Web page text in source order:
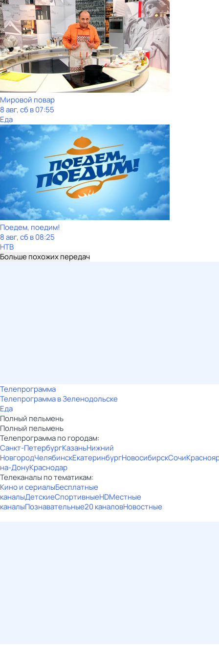
Мировой повар
8 авг, сб в 07:55
Еда
Поедем, поедим!
8 авг, сб в 08:25
НТВ
Больше похожих передач
Телепрограмма
Телепрограмма в Зеленодольске
Еда
Полный пельмень
Полный пельмень
Телепрограмма по городам:
Санкт-ПетербургКазаньНижний
НовгородЧелябинскЕкатеринбургНовосибирскСочи
на-ДонуКраснодар
Телеканалы по тематикам:
Кино и сериалыБесплатные
каналыДетскиеСпортивныеHDМестные
каналыПознавательные20 каналовНовостные